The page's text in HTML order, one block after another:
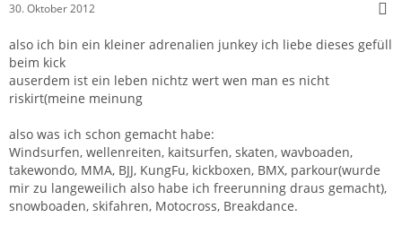
30. Oktober 2012
also ich bin ein kleiner adrenalien junkey ich liebe dieses gefüll
beim kick
auserdem ist ein leben nichtz wert wen man es nicht
riskirt(meine meinung
also was ich schon gemacht habe:
Windsurfen, wellenreiten, kaitsurfen, skaten, wavboaden,
takewondo, MMA, BJJ, KungFu, kickboxen, BMX, parkour(wurde
mir zu langeweilich also habe ich freerunning draus gemacht),
snowboaden, skifahren, Motocross, Breakdance.